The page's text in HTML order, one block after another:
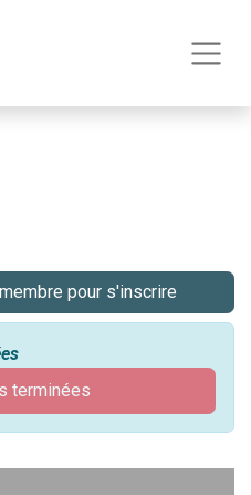
pour s'inscrire
terminées